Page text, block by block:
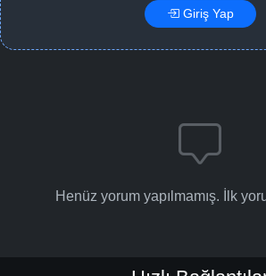
Giriş Yap
Henüz yorum yapılmamış. İlk